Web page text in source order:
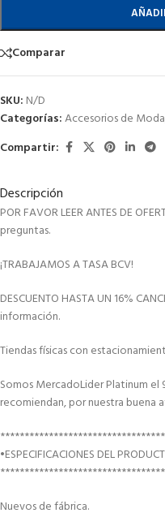
Comparar
SKU: N/D
Categorías:Accesorios de Moda
Compartir:
Descripción
POR FAVOR LEER ANTES DE
preguntas.
¡TRABAJAMOS A TASA BCV!
DESCUENTO HASTA UN 16%
información.
Tiendas físicas con
Somos MercadoLider Platinum
recomiendan, por nuestra buena
•ESPECIFICACIONES DEL
Nuevos de fábrica.